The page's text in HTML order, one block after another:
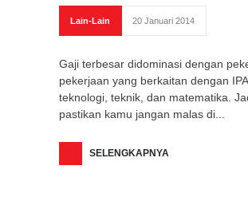
Lain-Lain 20 Januari 2014
Gaji terbesar didominasi dengan
pekerjaan yang berkaitan dengan IPA,
teknologi, teknik, dan matematika.
pastikan kamu jangan malas di...
SELENGKAPNYA